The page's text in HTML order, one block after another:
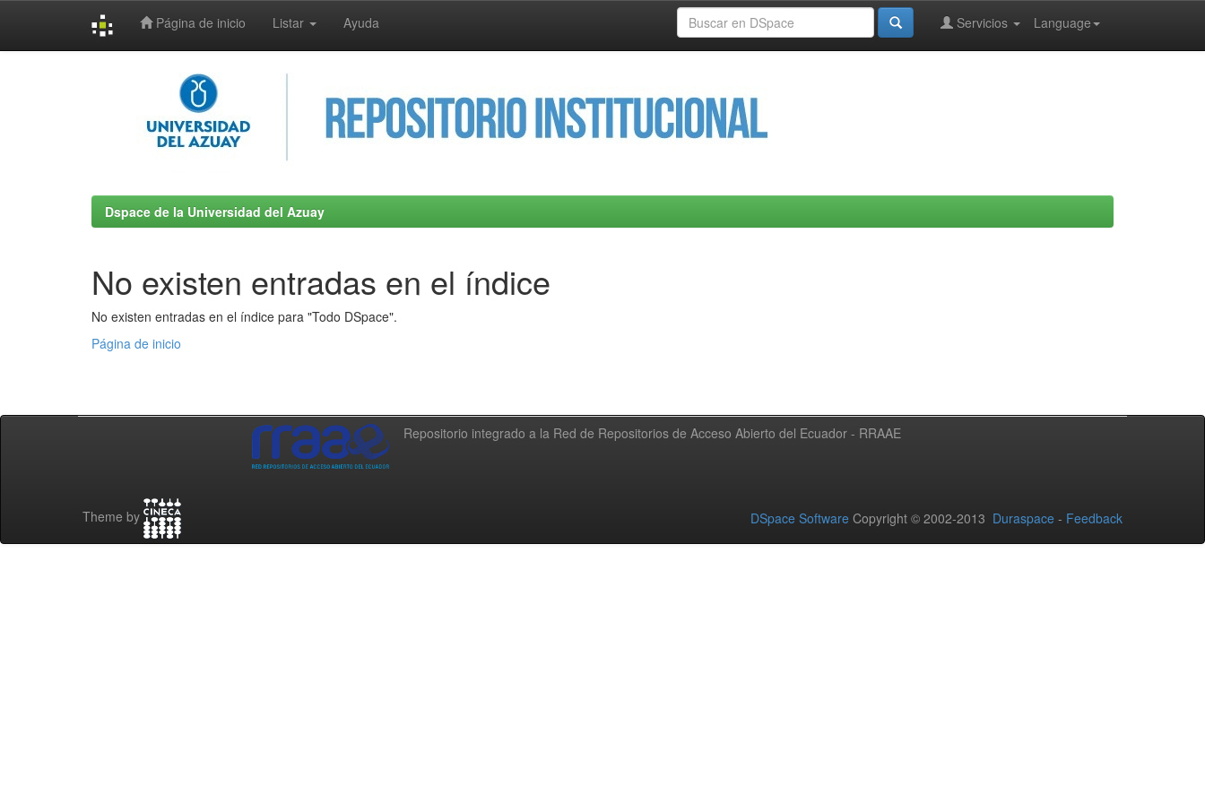
Página de inicio Listar Ayuda Language
Servicios
Dspace de la Universidad del Azuay
No existen entradas en el índice
No existen entradas en el índice para "Todo DSpace".
Página de inicio
Repositorio integrado a la Red de Repositorios de Acceso Abierto del Ecuador - RRAAE
Theme by DSpace Software Copyright © 2002-2013 Duraspace - Feedback